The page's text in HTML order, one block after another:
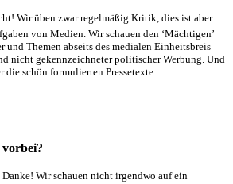
Wir üben zwar regelmäßig Kritik, dies ist aber
von Medien. Wir schauen den ‘Mächtigen’
und Themen abseits des medialen Einheitsbreis
nicht gekennzeichneter politischer Werbung. Und
schön formulierten Pressetexte.
vorbei?
Wir schauen nicht irgendwo auf ein